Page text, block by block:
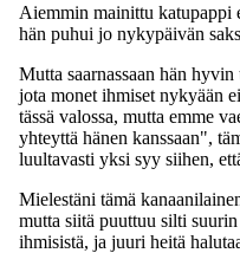
Aiemmin mainittu katupappi
hän puhui jo nykypäivän
Mutta saarnassaan hän
jota monet ihmiset nykyään
tässä valossa, mutta emme
yhteyttä hänen kanssaan",
luultavasti yksi syy siihen,
Mielestäni tämä
mutta siitä puuttuu silti
ihmisistä, ja juuri heitä